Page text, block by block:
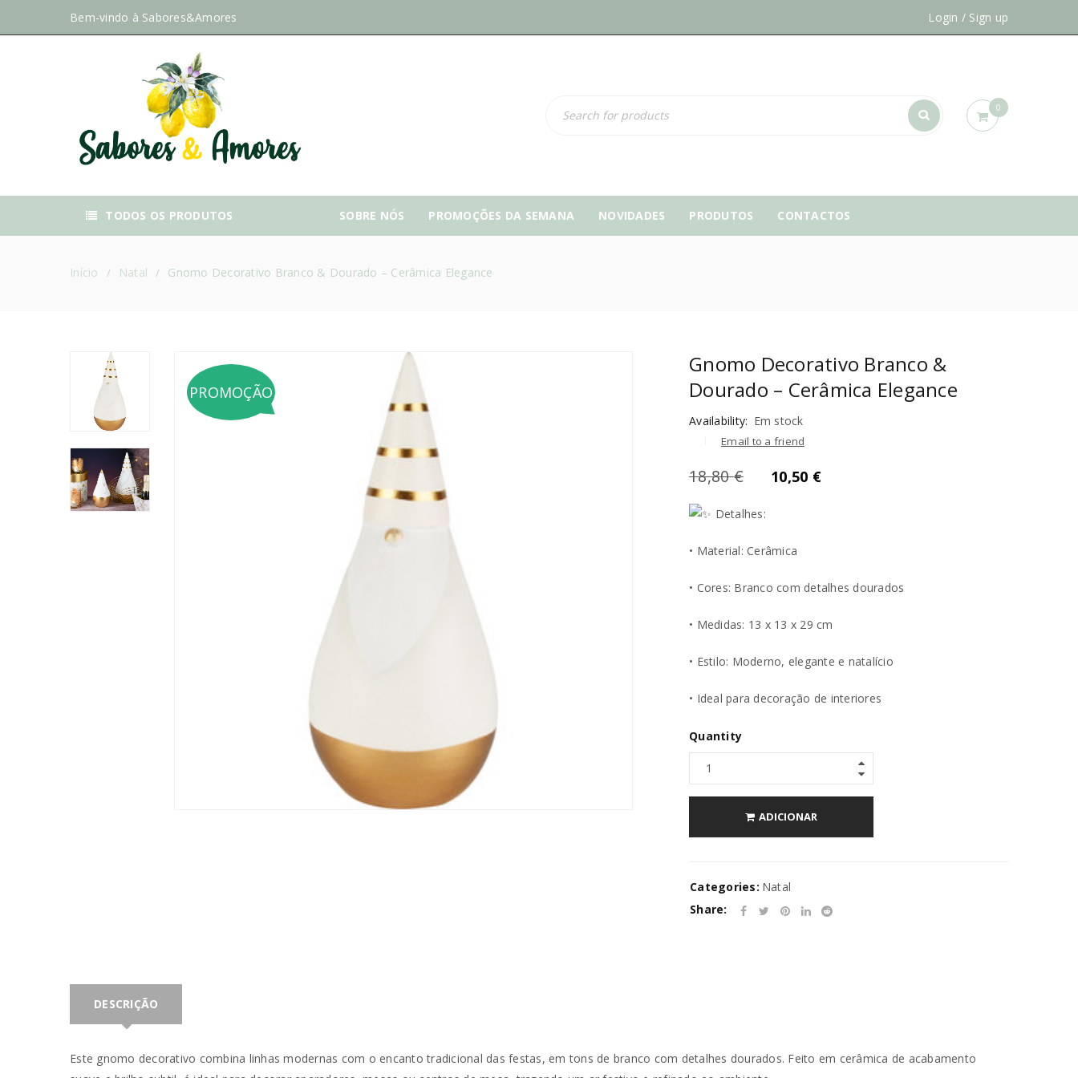
INICIAR SESSÃO REGISTAR NOVA CONTA
Bem-vindo à Sabores&Amores Login / Sign up
0
TODOS OS PRODUTOS SOBRE NÓS PROMOÇÕES DA SEMANA NOVIDADES PRODUTOS CONTACTOS
Início / Natal / Gnomo Decorativo Branco & Dourado – Cerâmica Elegance
PROMOÇÃO
Gnomo Decorativo Branco &
Dourado – Cerâmica Elegance
Availability: Em stock
Email to a friend
18,80€ 10,50 €
Detalhes:
• Material: Cerâmica
• Cores: Branco com detalhes dourados
• Medidas: 13 x 13 x 29 cm
• Estilo: Moderno, elegante e natalício
• Ideal para decoração de interiores
Quantity
ADICIONAR
Categories: Natal
Share:
DESCRIÇÃO
Este gnomo decorativo combina linhas modernas com o encanto tradicional das festas, em tons de branco com detalhes dourados. Feito em cerâmica de acabamento